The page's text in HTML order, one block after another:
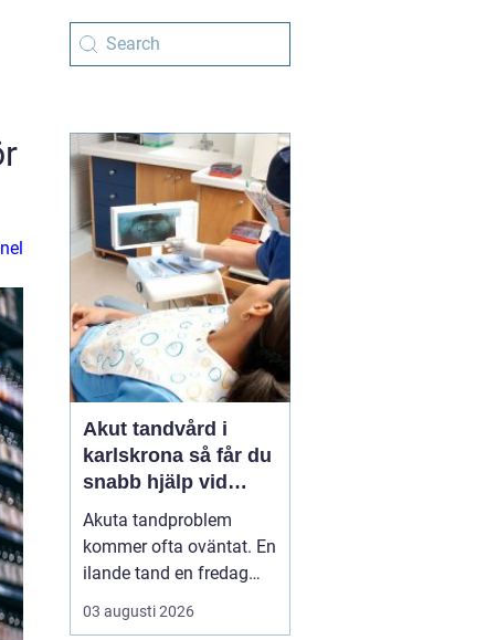
Akut tandvård i
karlskrona så får du
snabb hjälp vid
tandvärk och skador
Akuta tandproblem
kommer ofta oväntat. En
ilande tand en fredag
kväll, en svullnad som
blir värre över natten
03 augusti 2026